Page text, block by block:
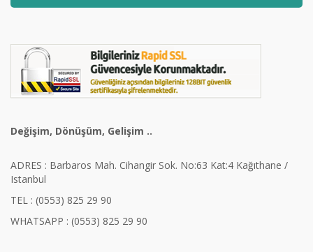
Değişim, Dönüşüm, Gelişim ..
ADRES : Barbaros Mah. Cihangir Sok. No:63 Kat:4 Kağıthane /
Istanbul
TEL : (0553) 825 29 90
WHATSAPP : (0553) 825 29 90